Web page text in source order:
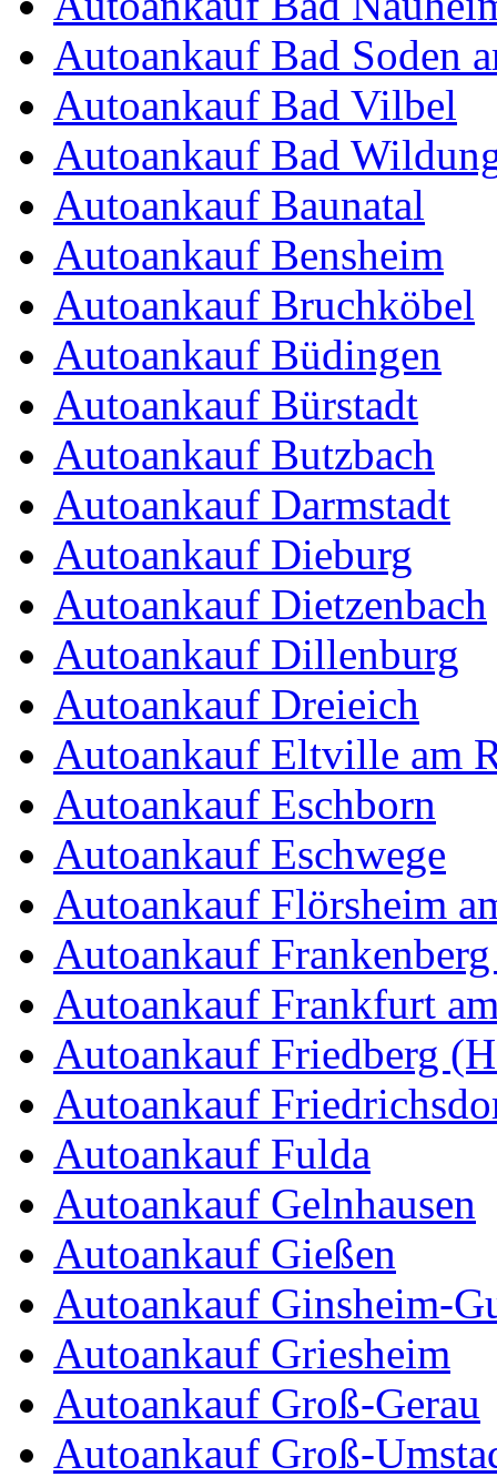
Autoankauf Bad Soden
Autoankauf Bad Vilbel
Autoankauf Bad
Autoankauf Baunatal
Autoankauf Bensheim
Autoankauf Bruchköbel
Autoankauf Büdingen
Autoankauf Bürstadt
Autoankauf Butzbach
Autoankauf Darmstadt
Autoankauf Dieburg
Autoankauf Dietzenbach
Autoankauf Dillenburg
Autoankauf Dreieich
Autoankauf Eltville am
Autoankauf Eschborn
Autoankauf Eschwege
Autoankauf Flörsheim
Autoankauf
Autoankauf Frankfurt
Autoankauf Friedberg
Autoankauf
Autoankauf Fulda
Autoankauf Gelnhausen
Autoankauf Gießen
Autoankauf Ginsheim-
Autoankauf Griesheim
Autoankauf Groß-Gerau
Autoankauf Groß-